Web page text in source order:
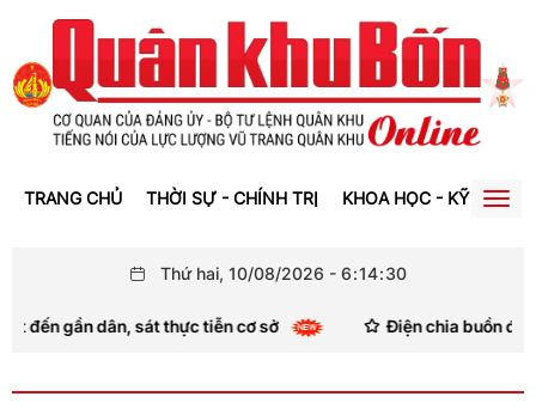
TRANG CHỦ THỜI SỰ - CHÍNH TRỊ KHOA HỌC - KỸ THUẬT
Thứ hai, 10/08/2026 -6:14:31
gần dân, sát thực tiễn cơ sở Điện chia buồn đồng chí